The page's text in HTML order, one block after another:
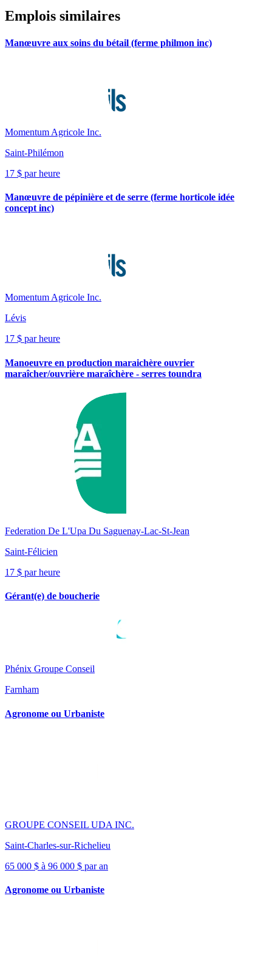
Emplois similaires
Manœuvre aux soins du bétail (ferme philmon inc)
Momentum Agricole Inc.
Saint-Philémon
17 $ par heure
Manœuvre de pépinière et de serre (ferme horticole idée
concept inc)
Momentum Agricole Inc.
Lévis
17 $ par heure
Manoeuvre en production maraichère ouvrier
maraîcher/ouvrière maraîchère - serres toundra
Federation De L'Upa Du Saguenay-Lac-St-Jean
Saint-Félicien
17 $ par heure
Gérant(e) de boucherie
Phénix Groupe Conseil
Farnham
Agronome ou Urbaniste
GROUPE CONSEIL UDA INC.
Saint-Charles-sur-Richelieu
65 000 $ à 96 000 $ par an
Agronome ou Urbaniste